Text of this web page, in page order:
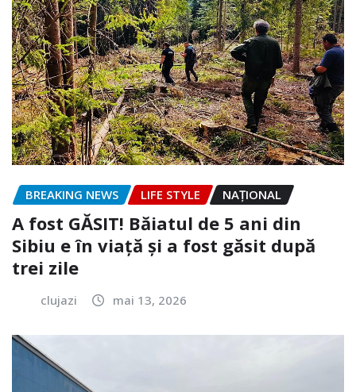
BREAKING NEWS LIFE STYLE NAŢIONAL
A fost GĂSIT! Băiatul de 5 ani din
Sibiu e în viață și a fost găsit după
trei zile
clujazi mai 13, 2026